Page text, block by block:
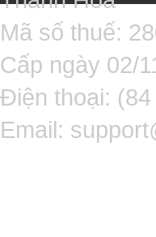
Mã số thuế:
Cấp ngày 02/
Điện thoại:
Email: